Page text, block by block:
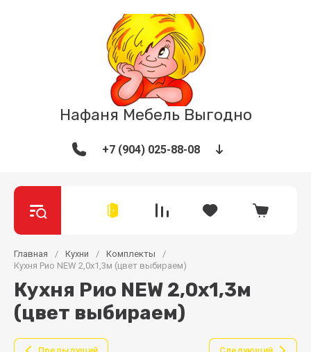
Нафаня Мебель Выгодно
+7 (904) 025-88-08
Главная / Кухни / Комплекты
/
Кухня Рио NEW 2,0х1,3м (цвет выбираем)
Кухня Рио NEW 2,0х1,3м
(цвет выбираем)